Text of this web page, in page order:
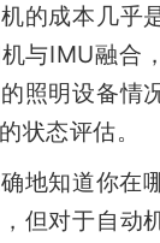
的成本几乎
与IMU融合
照明设备情
状态评估。
知道你在
但对于自动